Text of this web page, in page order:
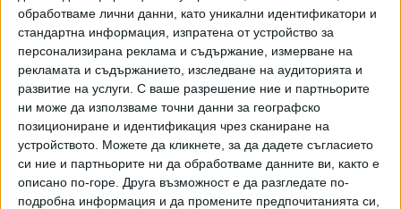
обработваме лични данни, като уникални идентификатори и
стандартна информация, изпратена от устройство за
персонализирана реклама и съдържание, измерване на
рекламата и съдържанието, изследване на аудиторията и
развитие на услуги. С ваше разрешение ние и партньорите
ни може да използваме точни данни за географско
позициониране и идентификация чрез сканиране на
устройството. Можете да кликнете, за да дадете съгласието
си ние и партньорите ни да обработваме данните ви, както е
описано по-горе. Друга възможност е да разгледате по-
подробна информация и да промените предпочитанията си,
Очаква се с нея до центъра на града от летището да се
стига за 16 минути, като двуетажните автобуси се
движат на интервал от 30 минути. Съществуващата в
момента автобусна линия от летището до центъра
отнема 29 минути.
От понеделник автобусите по линия 75 пък, движещи се
по маршрут "Орлов мост" - "Автостанция Гео Милев",
няма да пътуват в почивните и празничните дни. От
тогава ученическите линии У1 и У2 ще изпълняват